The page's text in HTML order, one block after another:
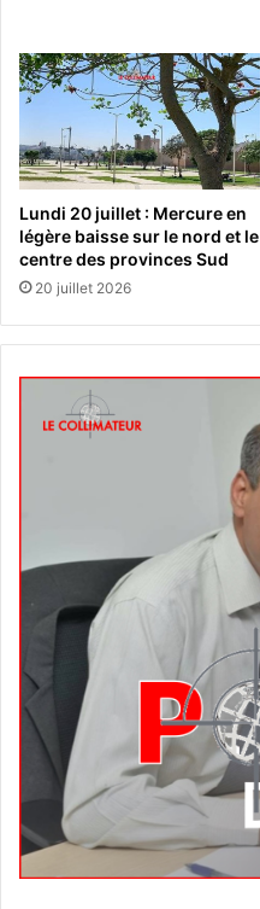
Lundi 20 juillet : Mercure en
légère baisse sur le nord et le
centre des provinces Sud
20 juillet 2026